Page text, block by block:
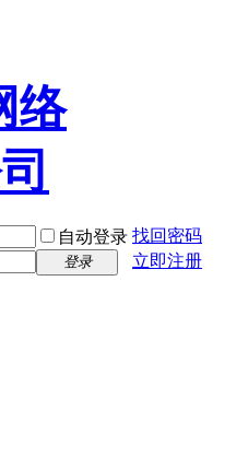
自动登录 找回密码
登录 立即注册